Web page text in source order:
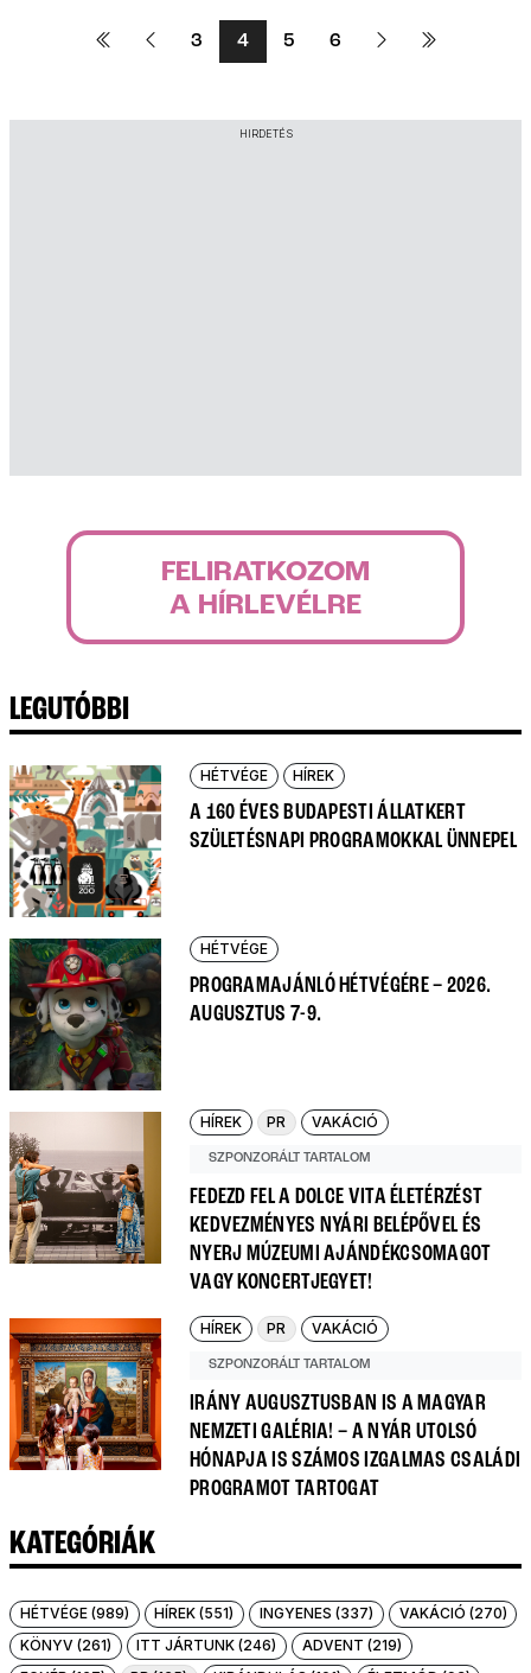
3 4 5 6
HIRDETÉS
FELIRATKOZOM
A HÍRLEVÉLRE
LEGUTÓBBI
HÉTVÉGE HÍREK
A 160 ÉVES BUDAPESTI ÁLLATKERT
SZÜLETÉSNAPI PROGRAMOKKAL ÜNNEPEL
HÉTVÉGE
PROGRAMAJÁNLÓ HÉTVÉGÉRE – 2026.
AUGUSZTUS 7-9.
HÍREK PR VAKÁCIÓ
SZPONZORÁLT TARTALOM
FEDEZD FEL A DOLCE VITA ÉLETÉRZÉST
KEDVEZMÉNYES NYÁRI BELÉPŐVEL ÉS
NYERJ MÚZEUMI AJÁNDÉKCSOMAGOT
VAGY KONCERTJEGYET!
HÍREK PR VAKÁCIÓ
SZPONZORÁLT TARTALOM
IRÁNY AUGUSZTUSBAN IS A MAGYAR
NEMZETI GALÉRIA! – A NYÁR UTOLSÓ
HÓNAPJA IS SZÁMOS IZGALMAS CSALÁDI
PROGRAMOT TARTOGAT
KATEGÓRIÁK
HÉTVÉGE (989) HÍREK (551) INGYENES (337)
VAKÁCIÓ (270)
KÖNYV (261)
ITT JÁRTUNK (246)
ADVENT (219)